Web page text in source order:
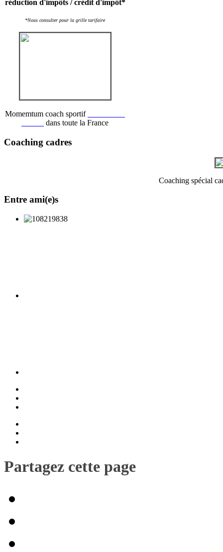
réduction d'impôts / crédit d'impôt*
*Nous consulter pour la grille tarifaire
Momemtum coach sportif
dans toute la France
Coaching cadres
Coaching spécial
Entre ami(e)s
Partagez cette page